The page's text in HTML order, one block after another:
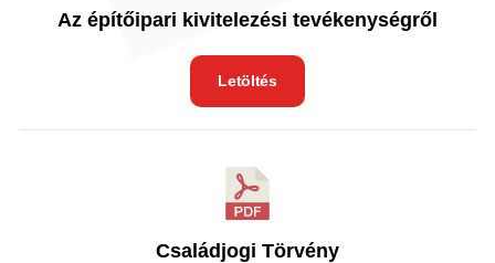
Az építőipari kivitelezési tevékenységről
Letöltés
Családjogi Törvény